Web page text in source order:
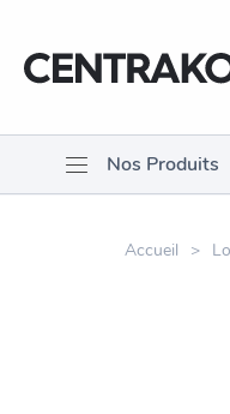
Nos Produits
Accueil